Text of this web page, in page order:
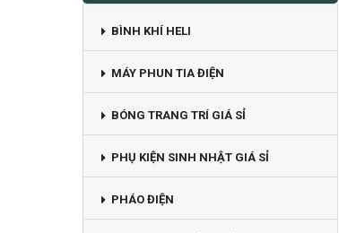
BÌNH KHÍ HELI
MÁY PHUN TIA ĐIỆN
BÓNG TRANG TRÍ GIÁ SỈ
PHỤ KIỆN SINH NHẬT GIÁ SỈ
PHÁO ĐIỆN